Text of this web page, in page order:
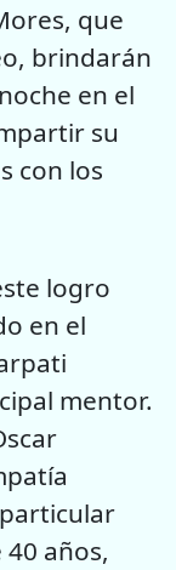
que
brindarán
en el
su
con los
logro
en el
mentor.
años,